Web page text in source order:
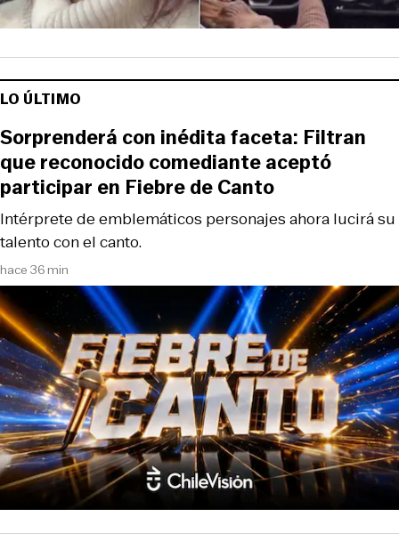
LO ÚLTIMO
hace 36 min
Intérprete de emblemáticos personajes ahora lucirá su
talento con el canto.
Sorprenderá con inédita faceta: Filtran
que reconocido comediante aceptó
participar en Fiebre de Canto